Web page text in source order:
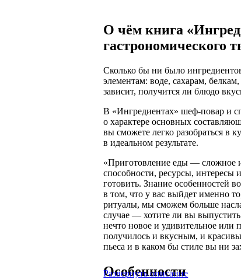
О чём книга
гастрономического
Сколько бы ни было
элементам: воде, сахарам,
зависит, получится ли блюдо
В «Ингредиентах» шеф-повар и
о характере основных
вы сможете легко разобраться в
в идеальном результате.
«Приготовление еды — сложное
способности, ресурсы,
готовить. Знание особенностей
в том, что у вас выйдет именно
ритуалы, мы сможем больше
случае — хотите ли вы
нечто новое и удивительное или
получилось и вкусным, и
пьеса и в каком бы стиле вы ни
Особенности
Развернуть описание